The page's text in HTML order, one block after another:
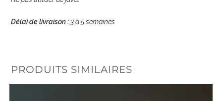
Délai de livraison : 3 à 5 semaines
PRODUITS SIMILAIRES